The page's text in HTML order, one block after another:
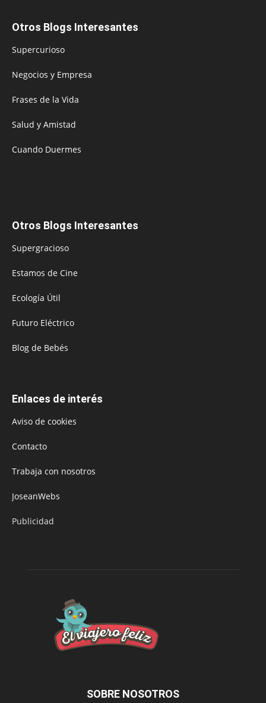
Otros Blogs Interesantes
Supercurioso
Negocios y Empresa
Frases de la Vida
Salud y Amistad
Cuando Duermes
Otros Blogs Interesantes
Supergracioso
Estamos de Cine
Ecología Útil
Futuro Eléctrico
Blog de Bebés
Enlaces de interés
Aviso de cookies
Contacto
Trabaja con nosotros
JoseanWebs
Publicidad
SOBRE NOSOTROS